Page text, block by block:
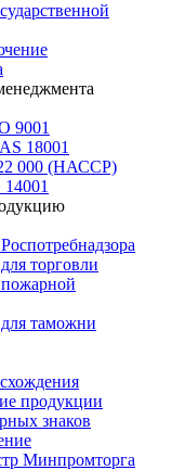
9001
18001
000 (НАССР)
торговли
таможни
продукции
знаков
Минпромторга